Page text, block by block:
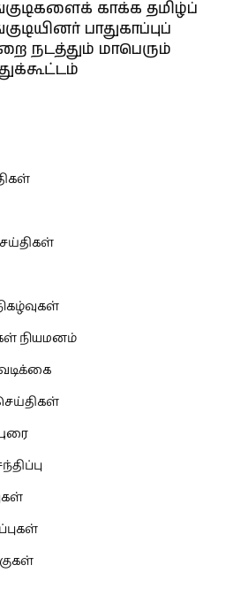
காக்க தமிழ்ப்
பாதுகாப்புப்
நடத்தும் மாபெரும்
நியமனம்